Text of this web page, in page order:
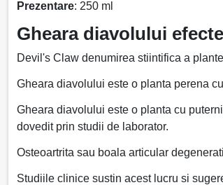
Prezentare: 250 ml
Gheara diavolului
Devil's Claw denumirea stiintifica a
Gheara diavolului este o planta perena
Gheara diavolului este o planta cu
dovedit prin studii de laborator.
Osteoartrita sau boala articular
Studiile clinice sustin acest lucru si